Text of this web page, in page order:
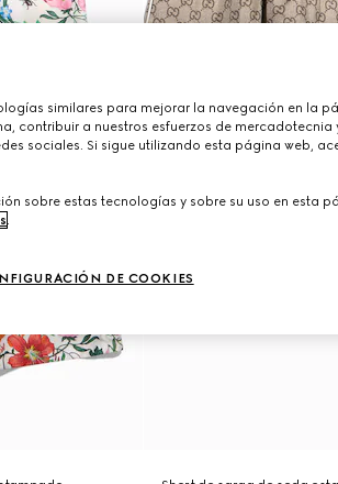
similares para mejorar la navegación en la
contribuir a nuestros esfuerzos de
sociales. Si sigue utilizando esta página web,
sobre estas tecnologías y sobre su uso en esta
.
DE COOKIES